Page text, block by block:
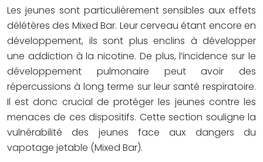
Les jeunes sont particulièrement sensibles aux effets
délétères des Mixed Bar. Leur cerveau étant encore en
développement, ils sont plus enclins à développer
une addiction à la nicotine. De plus, l’incidence sur le
développement pulmonaire peut avoir des
répercussions à long terme sur leur santé respiratoire.
Il est donc crucial de protéger les jeunes contre les
menaces de ces dispositifs. Cette section souligne la
vulnérabilité des jeunes face aux dangers du
vapotage jetable (Mixed Bar).